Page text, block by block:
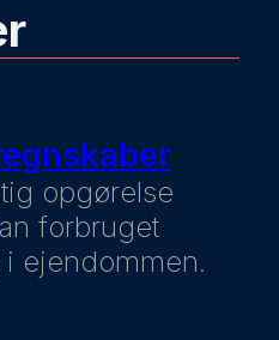
opgørelse
forbruget
ejendommen.